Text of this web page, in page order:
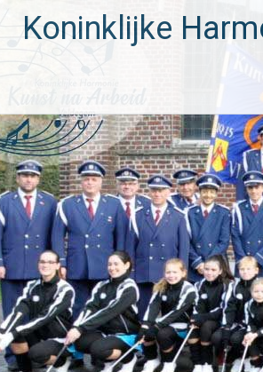
Koninklijke